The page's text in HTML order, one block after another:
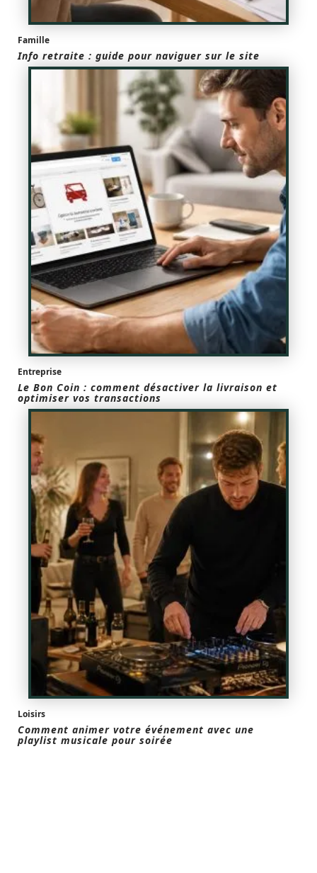
Famille
Info retraite : guide pour naviguer sur le site
Entreprise
Le Bon Coin : comment désactiver la livraison et
optimiser vos transactions
Loisirs
Comment animer votre événement avec une
playlist musicale pour soirée